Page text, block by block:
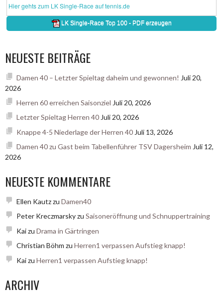
NEUESTE BEITRÄGE
Damen 40 – Letzter Spieltag daheim und gewonnen! Juli 20,
2026
Herren 60 erreichen Saisonziel Juli 20, 2026
Letzter Spieltag Herren 40 Juli 20, 2026
Knappe 4-5 Niederlage der Herren 40 Juli 13, 2026
Damen 40 zu Gast beim Tabellenführer TSV Dagersheim Juli 12,
2026
NEUESTE KOMMENTARE
Ellen Kautzzu Damen40
Peter Kreczmarskyzu Saisoneröffnung und Schnuppertraining
Kaizu Drama in Gärtringen
Christian Böhm zu Herren1 verpassen Aufstieg knapp!
Kaizu Herren1 verpassen Aufstieg knapp!
ARCHIV